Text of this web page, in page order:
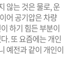
않는 것은 물로, 운
어 공기압은 차량
하기 힘든 부분이
. 또 요즘에는 개인
예전과 같이 개인이